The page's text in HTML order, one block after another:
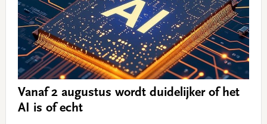
Vanaf 2 augustus wordt duidelijker of het
AI is of echt